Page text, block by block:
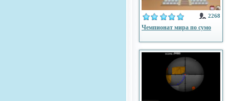
2268
Чемпионат мира по сумо